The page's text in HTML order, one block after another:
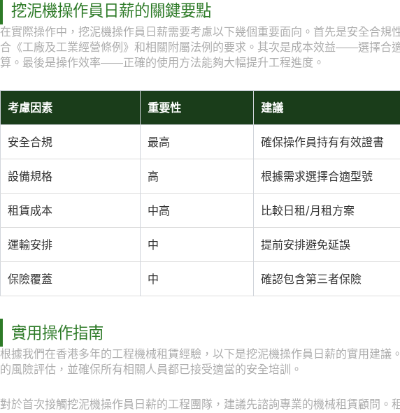
挖泥機操作員日薪的關鍵要點
在實際操作中，挖泥機操作員日薪需要考慮以下幾個重要面向。首先是安全合
合《工廠及工業經營條例》和相關附屬法例的要求。其次是成本效益——選擇合
算。最後是操作效率——正確的使用方法能夠大幅提升工程進度。
考慮因素 重要性 建議
安全合規 最高 確保操作員持有有效證書
設備規格 高 根據需求選擇合適型號
租賃成本 中高 比較日租/月租方案
運輸安排 中 提前安排避免延誤
保險覆蓋 中 確認包含第三者保險
實用操作指南
根據我們在香港多年的工程機械租賃經驗，以下是挖泥機操作員日薪的實用建議
的風險評估，並確保所有相關人員都已接受適當的安全培訓。
對於首次接觸挖泥機操作員日薪的工程團隊，建議先諮詢專業的機械租賃顧問。